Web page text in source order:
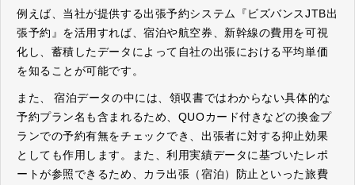
例えば、当社が提供する出張予約システム『ビズバンスJTB出
張予約』を活用すれば、宿泊や航空券、新幹線の費用を可視
化し、蓄積したデータによって自社の出張における平均単価
を知ることが可能です。
また、
宿泊データの中には、領収書ではわからない具体的な
予約プラン名も含まれるため、 QUOカード付きなどの換金プ
ランでの予約有無をチェックでき、出張者に対する抑止効果
としても作用します。また、利用実績データに基づいたレポ
ートが参照できるため、カラ出張（宿泊）防止といった旅費